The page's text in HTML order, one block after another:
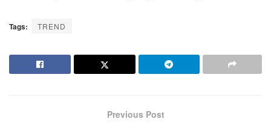
Tags: TREND
Previous Post